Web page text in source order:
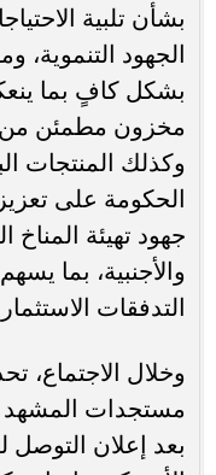
بشأن تلبية
الجهود التنموية،
بشكل كافٍ بما
مخزون مطمئن من
وكذلك المنتجات
الحكومة على
جهود تهيئة المناخ
والأجنبية، بما
التدفقات
وخلال
مستجدات المشهد
بعد إعلان التوصل